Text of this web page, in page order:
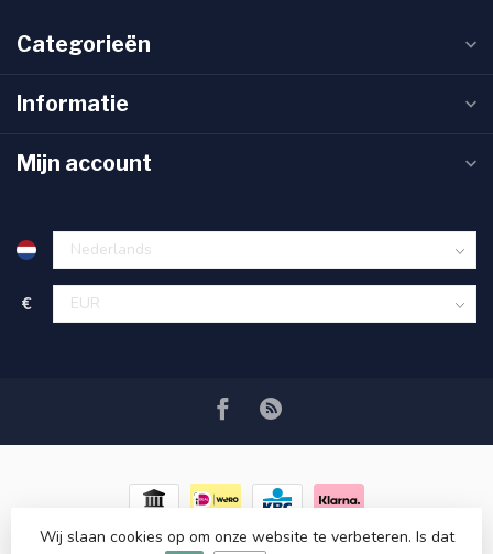
Categorieën
Informatie
Mijn account
€
© Copyright 2026 RC COSMETICS- Powered byLightspeed-
Wij slaan cookies op om onze website te verbeteren. Is dat